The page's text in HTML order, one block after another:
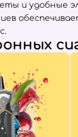
и удобные